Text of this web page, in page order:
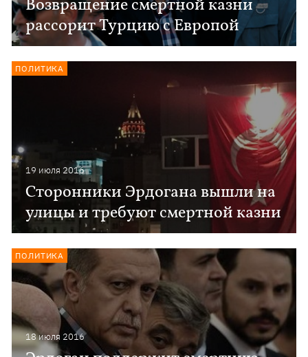
Возвращение смертной казни
рассорит Турцию с Европой
19 июля 2016
Сторонники Эрдогана вышли на
улицы и требуют смертной казни
ПОЛИТИКА
18 июля 2016
ПОЛИТИКА